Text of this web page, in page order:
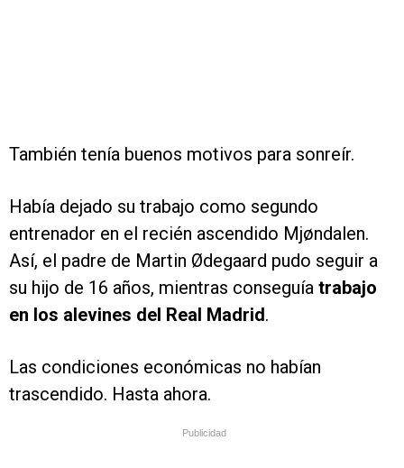
También tenía buenos motivos para sonreír.
Había dejado su trabajo como segundo
entrenador en el recién ascendido Mjøndalen.
Así, el padre de Martin Ødegaard pudo seguir a
su hijo de 16 años, mientras conseguía trabajo
en los alevines del Real Madrid.
Las condiciones económicas no habían
trascendido. Hasta ahora.
Publicidad